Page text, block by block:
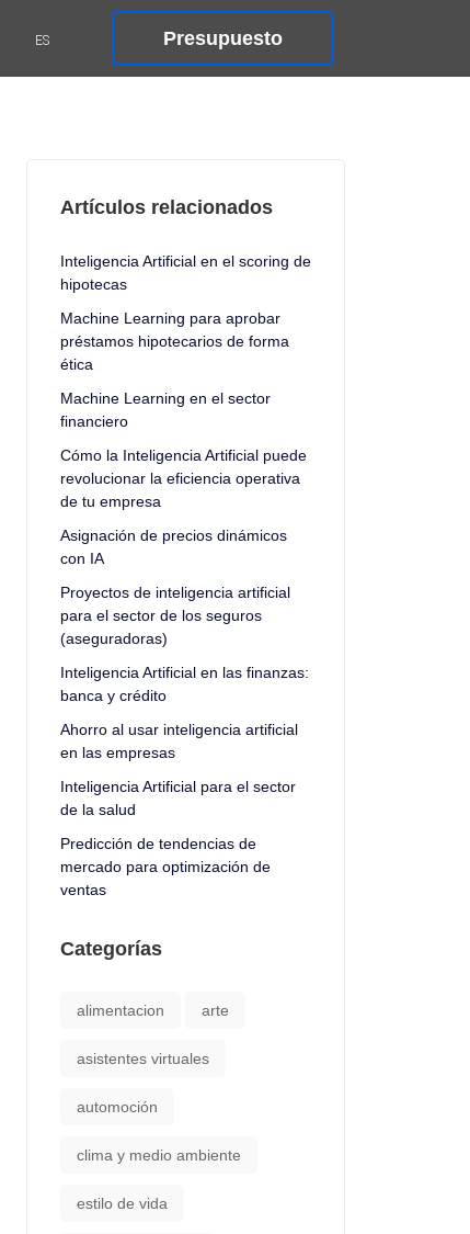
Presupuesto
Artículos relacionados
Inteligencia Artificial en el scoring de
hipotecas
Machine Learning para aprobar
préstamos hipotecarios de forma
ética
Machine Learning en el sector
financiero
Cómo la Inteligencia Artificial puede
revolucionar la eficiencia operativa
de tu empresa
Asignación de precios dinámicos
con IA
Proyectos de inteligencia artificial
para el sector de los seguros
(aseguradoras)
Inteligencia Artificial en las finanzas:
banca y crédito
Ahorro al usar inteligencia artificial
en las empresas
Inteligencia Artificial para el sector
de la salud
Predicción de tendencias de
mercado para optimización de
ventas
Categorías
alimentacion arte
asistentes virtuales
automoción
clima y medio ambiente
estilo de vida